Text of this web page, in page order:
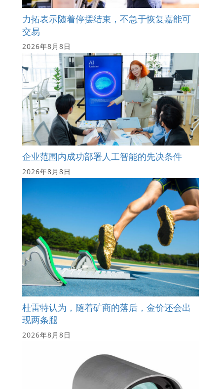
力拓表示随着停摆结束，不急于恢复嘉能可
交易
2026年8月8日
企业范围内成功部署人工智能的先决条件
2026年8月8日
杜雷特认为，随着矿商的落后，金价还会出
现两条腿
2026年8月8日